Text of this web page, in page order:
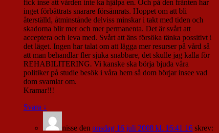
fick inse att vården inte ka hjälpa en. Och på den frånten har
inget förbättrats snarare försämrats. Hoppet om att bli
återställd, åtminstånde delviss minskar i takt med tiden och
skadorna blir mer och mer permanenta. Det är svårt att
acceptera och leva med. Svårt att äns försöka tänka possitivt i
det läget. Ingen har talat om att lägga mer resurser på vård så
att man behandlar fler sjuka snabbare, det skulle jag kalla för
REHABILITERING. Vi kanske ska börja bjuda våra
politiker på studie besök i våra hem så dom börjar insee vad
dom svamlar om.
Kramar!!!
Svara ↓
nisse den onsdag 16 juli 2008 kl. 16:41 16 skrev: